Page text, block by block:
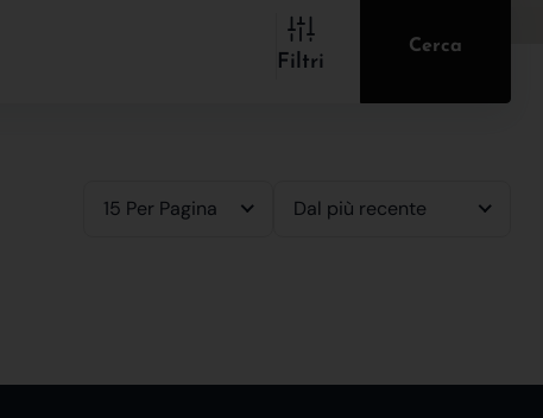
Filtri
Cerca
15 Per Pagina Dal più recente